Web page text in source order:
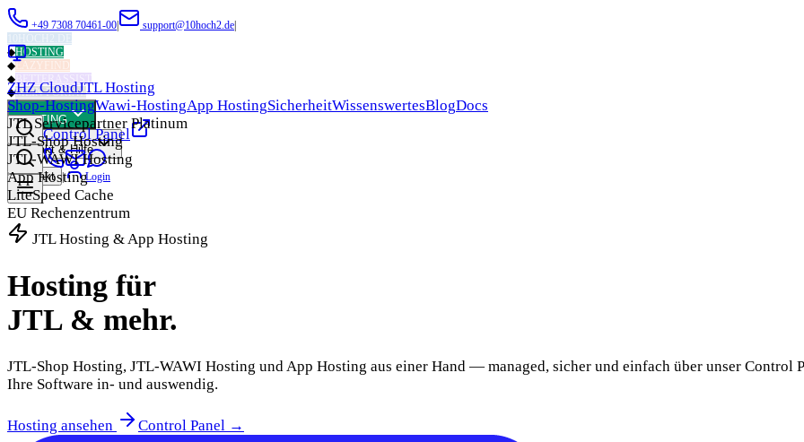
+49 7308 70461-00 support@10hoch2.de
10HOCH2.DE
◆HOSTING
◆EAZYFIND
◆ BETTERASSIST
◆MEIN PORTAL
HOSTING
Kontakt & Hilfe
Kontakt
| Login
ZHZ CloudJTL Hosting
Shop-HostingWawi-HostingApp HostingSicherheitWissenswertesBlogDocs
Control Panel
JTL Servicepartner Platinum
JTL-Shop Hosting
JTL-WAWI Hosting
App Hosting
LiteSpeed Cache
EU Rechenzentrum
JTL Hosting & App Hosting
Hosting für
JTL & mehr.
JTL-Shop Hosting, JTL-WAWI Hosting und App Hosting aus einer Hand — managed, sicher und einfach über unser Control
Ihre Software in- und auswendig.
Hosting ansehen Control Panel →